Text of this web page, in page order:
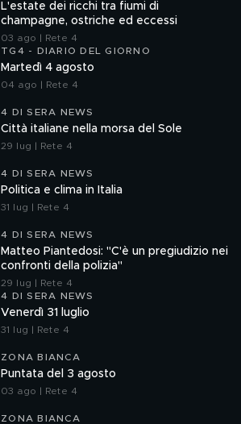
L'estate dei ricchi tra fiumi di
champagne, ostriche ed eccessi
03 ago | Rete 4
TG4 - DIARIO DEL GIORNO
Martedì 4 agosto
04 ago | Rete 4
4 DI SERA NEWS
Città italiane nella morsa del Sole
29 lug | Rete 4
4 DI SERA NEWS
Politica e clima in Italia
31 lug | Rete 4
4 DI SERA NEWS
Matteo Piantedosi: "C'è un pregiudizio nei
confronti della polizia"
29 lug | Rete 4
4 DI SERA NEWS
Venerdì 31 luglio
31 lug | Rete 4
ZONA BIANCA
Puntata del 3 agosto
03 ago | Rete 4
ZONA BIANCA